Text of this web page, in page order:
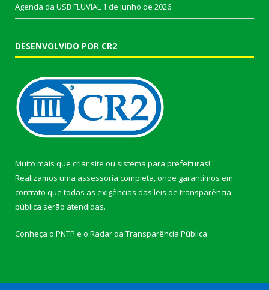
Agenda da USB FLUVIAL 1 de junho de 2026
DESENVOLVIDO POR CR2
Muito mais que criar site ou sistema para prefeituras!
Realizamos uma assessoria completa, onde garantimos em
contrato que todas as exigências das leis de transparência
pública serão atendidas.
Conheça o PNTP e o Radar da Transparência Pública